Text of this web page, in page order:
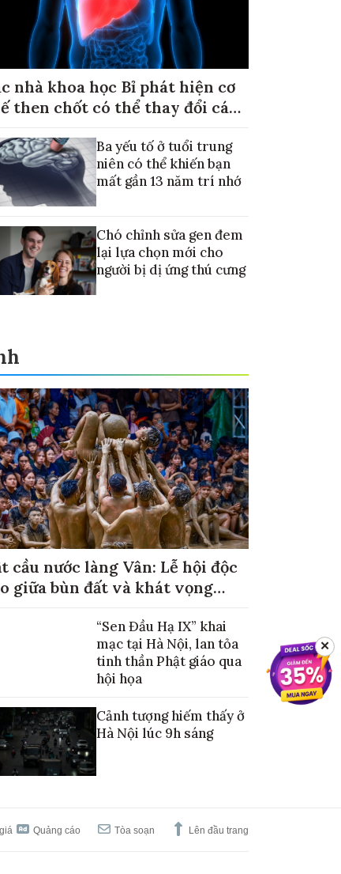
nhà khoa học Bỉ phát hiện cơ
then chốt có thể thay đổi cách
Ba yếu tố ở tuổi trung
niên có thể khiến bạn
mất gần 13 năm trí nhớ
Chó chỉnh sửa gen đem
lại lựa chọn mới cho
người bị dị ứng thú cưng
cầu nước làng Vân: Lễ hội độc
giữa bùn đất và khát vọng
“Sen Đầu Hạ IX” khai
mạc tại Hà Nội, lan tỏa
tinh thần Phật giáo qua
hội họa
Cảnh tượng hiếm thấy ở
Hà Nội lúc 9h sáng
Quảng cáo Tòa soạn Lên đầu trang
✕